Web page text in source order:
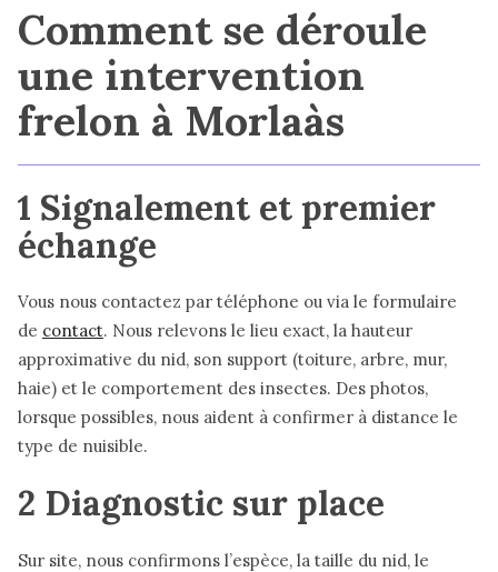
Comment se déroule
une intervention
frelon à Morlaàs
1 Signalement et premier
échange
Vous nous contactez par téléphone ou via le formulaire
de contact. Nous relevons le lieu exact, la hauteur
approximative du nid, son support (toiture, arbre, mur,
haie) et le comportement des insectes. Des photos,
lorsque possibles, nous aident à confirmer à distance le
type de nuisible.
2 Diagnostic sur place
Sur site, nous confirmons l’espèce, la taille du nid, le